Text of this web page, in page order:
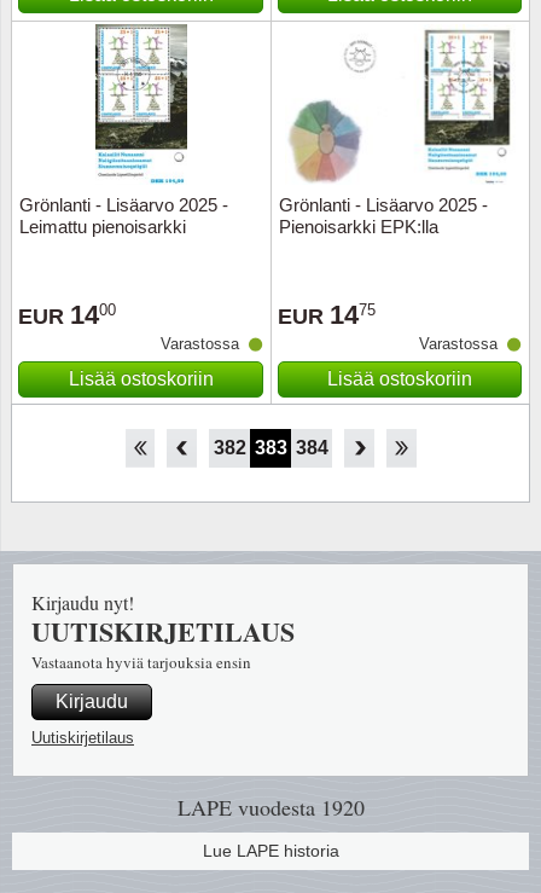
Grönlanti - Lisäarvo 2025 -
Leimattu pienoisarkki
EUR 1400
Varastossa
Lisää ostoskoriin
Grönlanti - Lisäarvo 2025 -
Pienoisarkki EPK:lla
EUR 1475
Varastossa
Lisää ostoskoriin
380 381 382 383 384 385 386
LAPE vuodesta 1920
Lue LAPE historia
Kirjaudu nyt!
UUTISKIRJETILAUS
Vastaanota hyviä tarjouksia ensin
Kirjaudu
Uutiskirjetilaus